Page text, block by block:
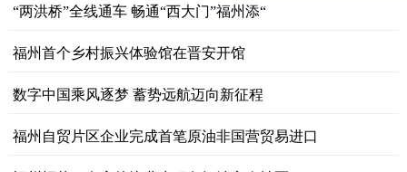
“两洪桥”全线通车 畅通“西大门”福州添“
福州首个乡村振兴体验馆在晋安开馆
数字中国乘风逐梦 蓄势远航迈向新征程
福州自贸片区企业完成首笔原油非国营贸易进口